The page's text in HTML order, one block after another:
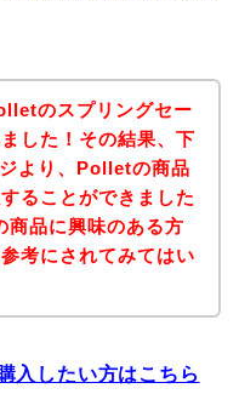
のスプリングセー
した！その結果、下
より、Polletの商品
ることができました
品に興味のある方
考にされてみてはい
入したい方はこちら